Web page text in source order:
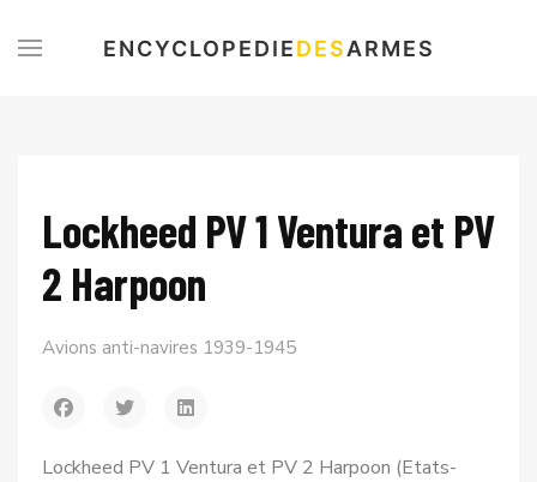
ENCYCLOPEDIEDESARMES
Lockheed PV 1 Ventura et PV
2 Harpoon
Avions anti-navires 1939-1945
Lockheed PV 1 Ventura et PV 2 Harpoon (Etats-